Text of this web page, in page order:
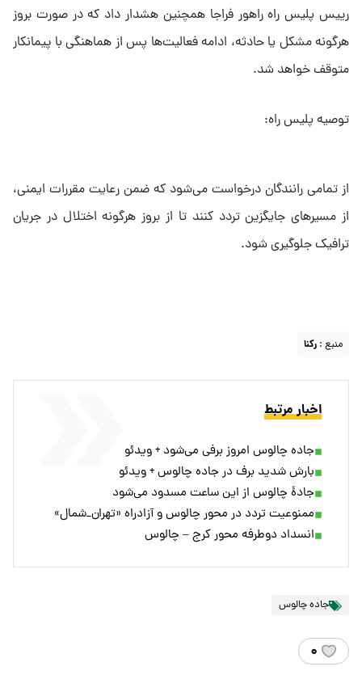
رییس پلیس راه راهور فراجا همچنین هشدار داد که در صورت بروز
هرگونه مشکل یا حادثه، ادامه فعالیت‌ها پس از هماهنگی با پیمانکار
متوقف خواهد شد.
توصیه پلیس راه:
از تمامی رانندگان درخواست می‌شود که ضمن رعایت مقررات ایمنی،
از مسیرهای جایگزین تردد کنند تا از بروز هرگونه اختلال در جریان
ترافیک جلوگیری شود.
منبع : رکنا
اخبار مرتبط
جاده چالوس امروز برفی می‌شود + ویدئو
بارش شدید برف در جاده چالوس + ویدئو
جادۀ چالوس از این ساعت مسدود می‌شود
ممنوعیت تردد در محور چالوس و آزادراه «تهران_شمال»
انسداد دوطرفه محور کرج – چالوس
جاده چالوس
۰